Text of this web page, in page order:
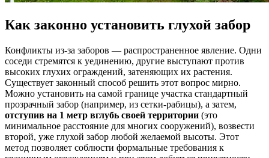
Как законно установить глухой забор
Конфликты из-за заборов — распространенное явление. Одни
соседи стремятся к уединению, другие выступают против
высоких глухих ограждений, затеняющих их растения.
Существует законный способ решить этот вопрос мирно.
Можно установить на самой границе участка стандартный
прозрачный забор (например, из сетки-рабицы), а затем,
отступив на 1 метр вглубь своей территории (это
минимальное расстояние для многих сооружений), возвести
второй, уже глухой забор любой желаемой высоты. Этот
метод позволяет соблюсти формальные требования к